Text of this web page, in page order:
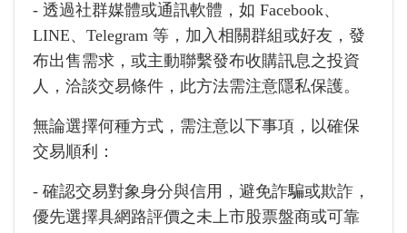
- 透過社群媒體或通訊軟體，如 Facebook、
LINE、Telegram 等，加入相關群組或好友，發
布出售需求，或主動聯繫發布收購訊息之投資
人，洽談交易條件，此方法需注意隱私保護。
無論選擇何種方式，需注意以下事項，以確保
交易順利：
- 確認交易對象身分與信用，避免詐騙或欺詐，
優先選擇具網路評價之未上市股票盤商或可靠